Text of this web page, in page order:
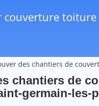
couverture toiture
des chantiers de
chantiers de
germain-les-